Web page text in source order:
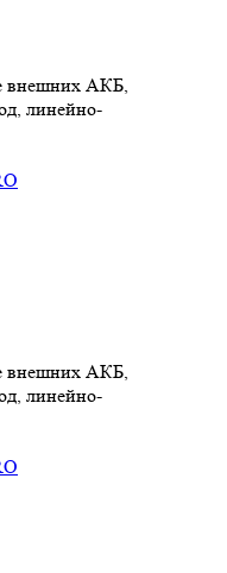
внешних АКБ,
линейно-
внешних АКБ,
линейно-